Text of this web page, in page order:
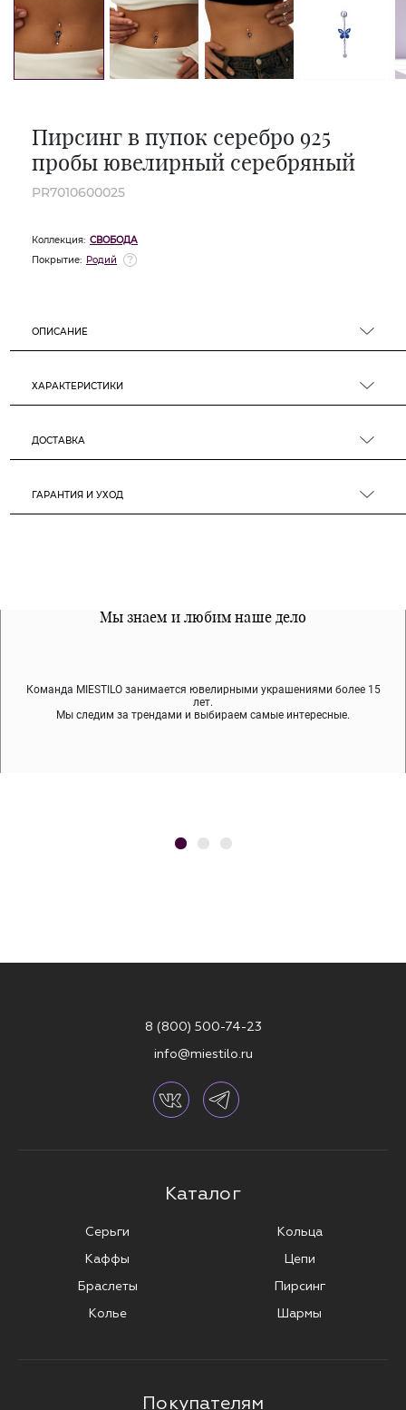
Пирсинг в пупок серебро 925
пробы ювелирный серебряный
PR7010600025
Коллекция: СВОБОДА
Покрытие: Родий
ОПИСАНИЕ
ХАРАКТЕРИСТИКИ
ДОСТАВКА
ГАРАНТИЯ И УХОД
Мы знаем и любим наше дело
Команда MIESTILO занимается ювелирными украшениями более 15
лет.
Мы следим за трендами и выбираем самые интересные.
Все наши материалы гипоалергенны
Мы используем покрытие (родий, ювелирный сплав), которое не
содержит никеля и свинца — это исключает аллергию.
Примерка перед покупкой
Во время доставки спокойно примеряйте украшения, выбирайте те,
что вам нравятся, остальные заберёт курьер.
8 (800) 500-74-23
info@miestilo.ru
Каталог
Серьги
Каффы
Браслеты
Колье
Кольца
Цепи
Пирсинг
Шармы
Покупателям